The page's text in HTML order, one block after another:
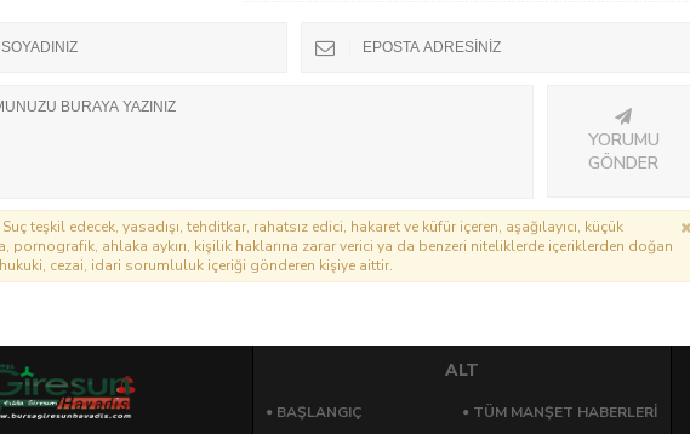
YORUMU
GÖNDER
Suç teşkil edecek, yasadışı, tehditkar, rahatsız edici, hakaret ve küfür içeren, aşağılayıcı, küçük
pornografik, ahlaka aykırı, kişilik haklarına zarar verici ya da benzeri niteliklerde içeriklerden doğan
cezai, idari sorumluluk içeriği gönderen kişiye aittir.
ALT
BAŞLANGIÇ
TÜM MANŞET HABERLERİ